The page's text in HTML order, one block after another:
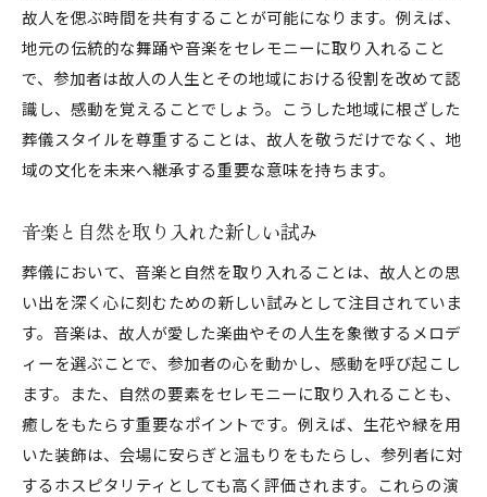
参加者に感動を与えるための工夫
故人の個性を際立たせるためのデザイン
参加者が共感する演出の取り入れ方
人生の終わりを温かく見送るための演出
故人を偲ぶ時間を共有することが可能になります。例えば、
地元の伝統的な舞踊や音楽をセレモニーに取り入れること
で、参加者は故人の人生とその地域における役割を改めて認
識し、感動を覚えることでしょう。こうした地域に根ざした
葬儀スタイルを尊重することは、故人を敬うだけでなく、地
域の文化を未来へ継承する重要な意味を持ちます。
音楽と自然を取り入れた新しい試み
葬儀において、音楽と自然を取り入れることは、故人との思
い出を深く心に刻むための新しい試みとして注目されていま
す。音楽は、故人が愛した楽曲やその人生を象徴するメロデ
ィーを選ぶことで、参加者の心を動かし、感動を呼び起こし
ます。また、自然の要素をセレモニーに取り入れることも、
癒しをもたらす重要なポイントです。例えば、生花や緑を用
いた装飾は、会場に安らぎと温もりをもたらし、参列者に対
するホスピタリティとしても高く評価されます。これらの演